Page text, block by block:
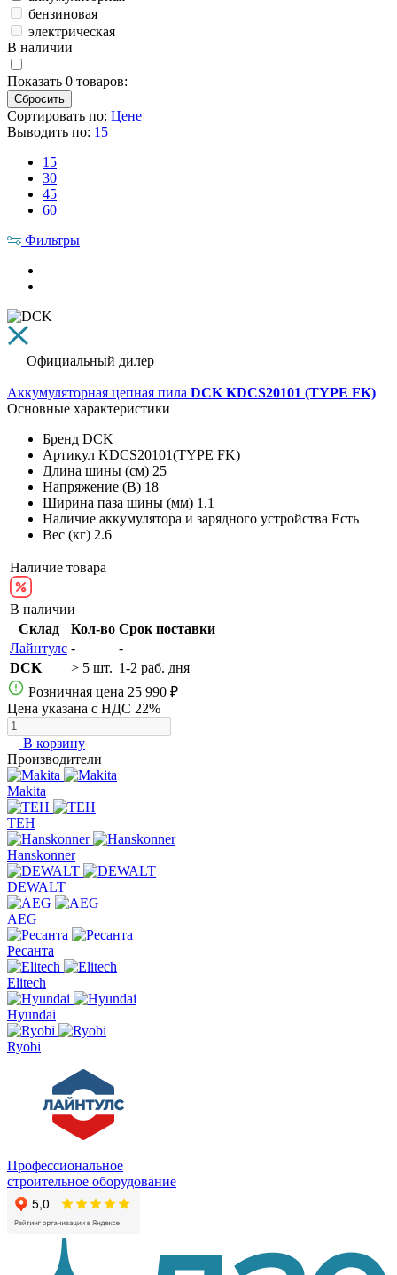
бензиновая
электрическая
В наличии
Показать 0 товаров:
Сортировать по: Цене
Выводить по: 15
15
30
45
60
Фильтры
Официальный дилер
Аккумуляторная цепная пила DCK KDCS20101 (TYPE FK)
Основные характеристики
Бренд DCK
Артикул KDCS20101(TYPE FK)
Длина шины (см) 25
Напряжение (В) 18
Ширина паза шины (мм) 1.1
Наличие аккумулятора и зарядного устройства Есть
Вес (кг) 2.6
Наличие товара
В наличии
Склад
Кол-во Срок поставки
Лайнтулс -
-
DCK
> 5 шт. 1-2 раб. дня
Розничная цена 25 990 ₽
Цена указана с НДС 22%
В корзину
Производители
Makita
TEH
Hanskonner
DEWALT
AEG
Ресанта
Elitech
Hyundai
Ryobi
Профессиональное
строительное оборудование